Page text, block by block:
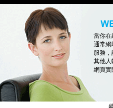
當你在
通常網
服務
其他人
網頁實